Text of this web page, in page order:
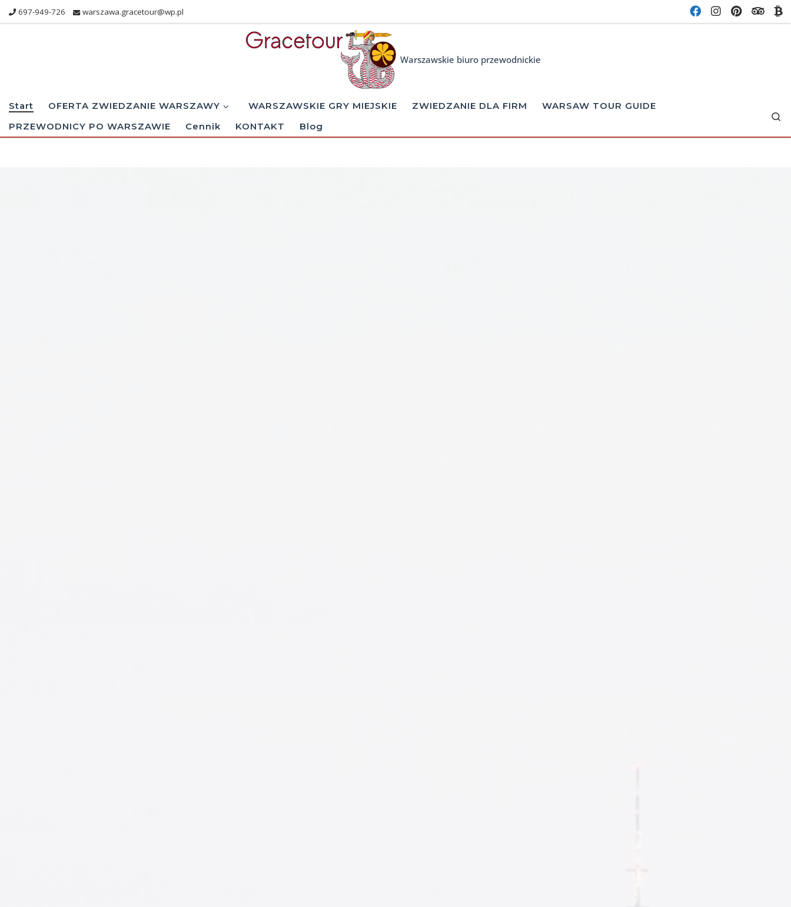
Skip to content
697-949-726 warszawa.gracetour@wp.pl
Warszawskie biuro przewodnickie
Start OFERTA ZWIEDZANIE WARSZAWY WARSZAWSKIE GRY MIEJSKIE ZWIEDZANIE DLA FIRM
WARSAW TOUR GUIDE
PRZEWODNICY PO WARSZAWIE
Cennik KONTAKT Blog